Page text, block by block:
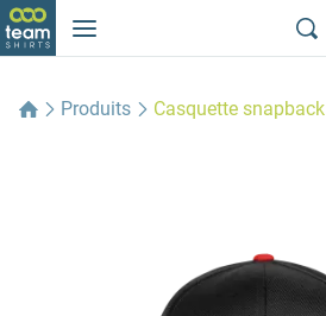
Produits Casquette snapback